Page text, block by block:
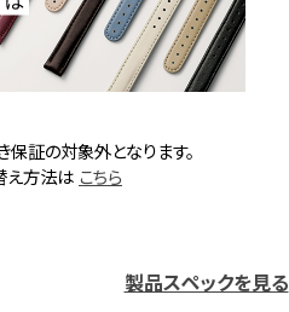
証の対象外となります。
え方法は こちら
製品スペックを見る